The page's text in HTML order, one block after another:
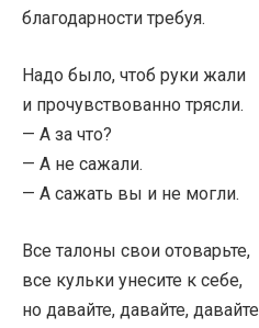
благодарности требуя.
Надо было, чтоб руки жали
и прочувствованно трясли.
— А за что?
— А не сажали.
— А сажать вы и не могли.
Все талоны свои отоварьте,
все кульки унесите к себе,
но давайте, давайте, давайте